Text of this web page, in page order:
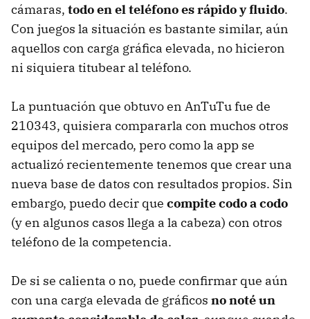
cámaras, todo en el teléfono es rápido y fluido.
Con juegos la situación es bastante similar, aún
aquellos con carga gráfica elevada, no hicieron
ni siquiera titubear al teléfono.
La puntuación que obtuvo en AnTuTu fue de
210343, quisiera compararla con muchos otros
equipos del mercado, pero como la app se
actualizó recientemente tenemos que crear una
nueva base de datos con resultados propios. Sin
embargo, puedo decir que compite codo a codo
(y en algunos casos llega a la cabeza) con otros
teléfono de la competencia.
De si se calienta o no, puede confirmar que aún
con una carga elevada de gráficos no noté un